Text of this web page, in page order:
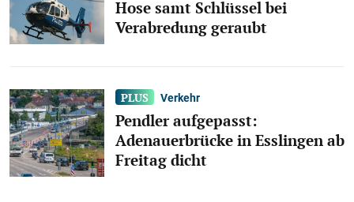
Hose samt Schlüssel bei
Verabredung geraubt
Verkehr
Pendler aufgepasst:
Adenauerbrücke in Esslingen ab
Freitag dicht